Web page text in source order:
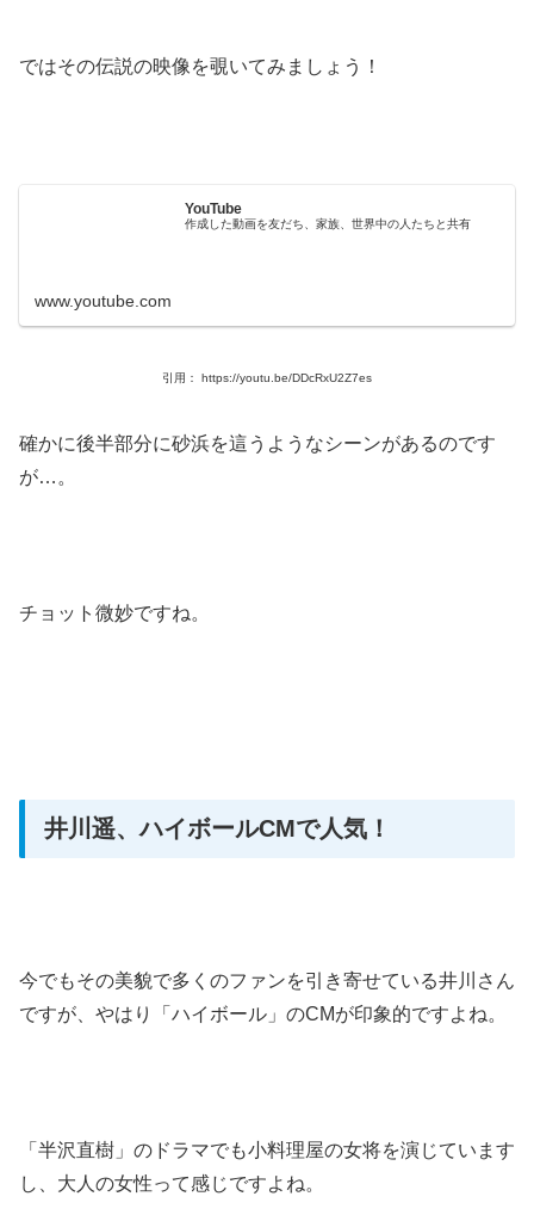
ではその伝説の映像を覗いてみましょう！
YouTube
作成した動画を友だち、家族、世界中の人たちと共有
www.youtube.com
引用： https://youtu.be/DDcRxU2Z7es
確かに後半部分に砂浜を這うようなシーンがあるのです
が…。
チョット微妙ですね。
井川遥、ハイボールCMで人気！
今でもその美貌で多くのファンを引き寄せている井川さん
ですが、やはり「ハイボール」のCMが印象的ですよね。
「半沢直樹」のドラマでも小料理屋の女将を演じています
し、大人の女性って感じですよね。